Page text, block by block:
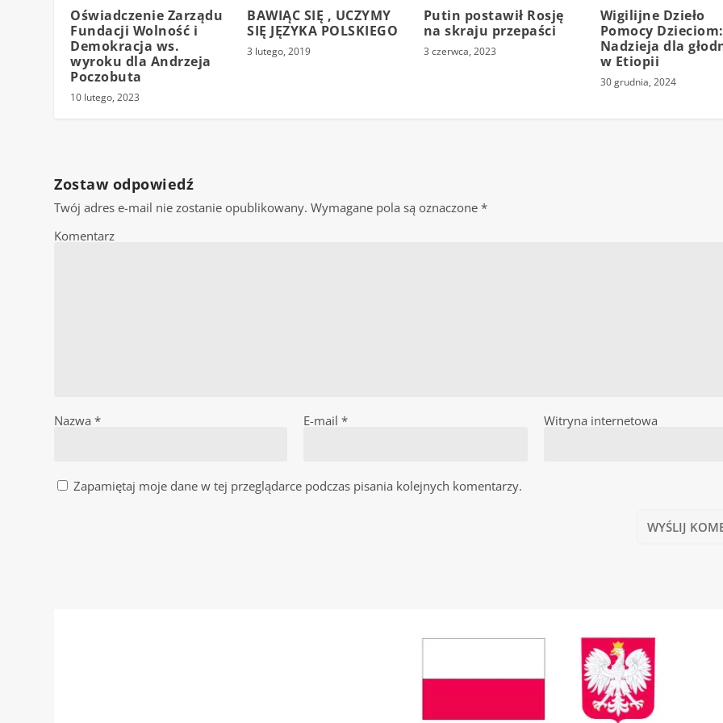
Oświadczenie Zarządu
Fundacji Wolność i
Demokracja ws.
wyroku dla Andrzeja
Poczobuta
10 lutego, 2023
BAWIĄC SIĘ , UCZYMY
SIĘ JĘZYKA POLSKIEGO
3 lutego, 2019
Putin postawił Rosję
na skraju przepaści
3 czerwca, 2023
Wigilijne Dzieło
Pomocy Dzieciom:
Nadzieja dla
w Etiopii
30 grudnia, 2024
Zostaw odpowiedź
Twój adres e-mail nie zostanie opublikowany. Wymagane pola są oznaczone*
Komentarz
Nazwa* E-mail * Witryna internetowa
Zapamiętaj moje dane w tej przeglądarce podczas pisania kolejnych komentarzy.